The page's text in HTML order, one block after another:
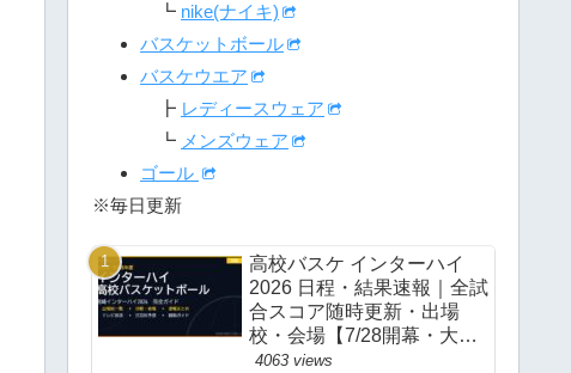
┗ nike(ナイキ)
バスケットボール
バスケウエア
┣ レディースウェア
┗ メンズウェア
ゴール
※毎日更新
高校バスケ インターハイ
2026 日程・結果速報｜全試
合スコア随時更新・出場
校・会場【7/28開幕・大
阪】
4063 views